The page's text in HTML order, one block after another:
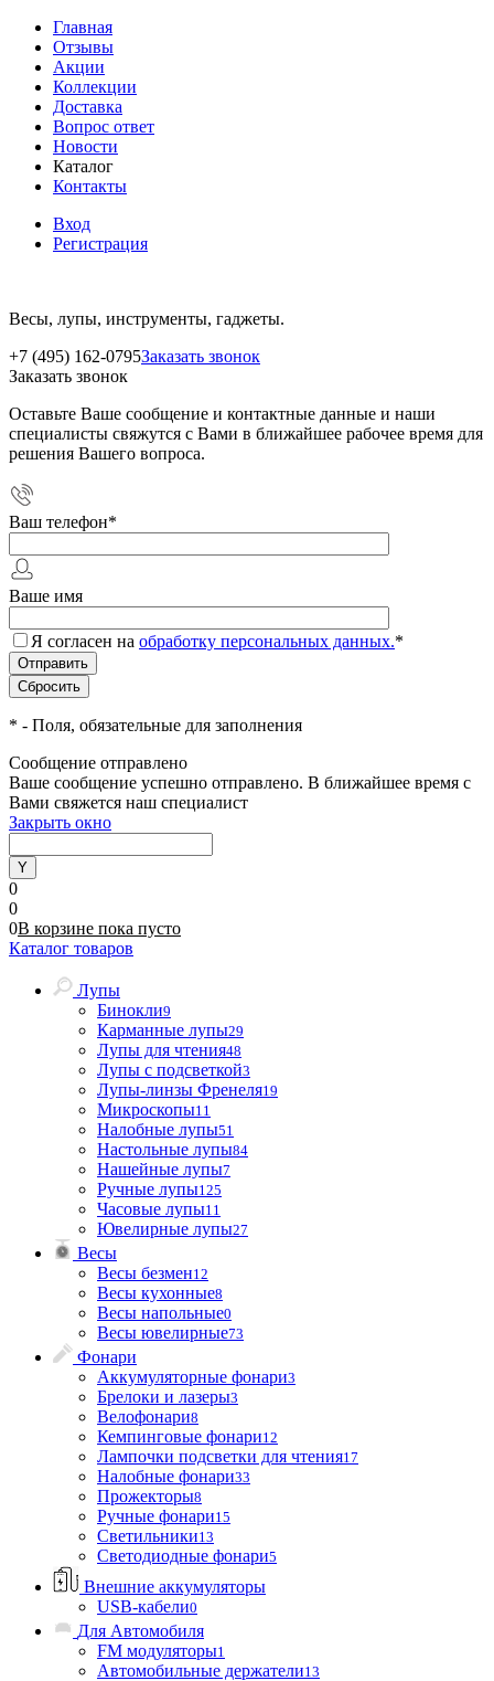
Главная
Отзывы
Акции
Коллекции
Доставка
Вопрос ответ
Новости
Каталог
Контакты
Вход
Регистрация
Весы, лупы, инструменты, гаджеты.
+7 (495) 162-0795Заказать звонок
Заказать звонок
Оставьте Ваше сообщение и контактные данные и наши
специалисты свяжутся с Вами в ближайшее рабочее время для
решения Вашего вопроса.
Ваш телефон*
Ваше имя
Я согласен на обработку персональных данных.*
* - Поля, обязательные для заполнения
Сообщение отправлено
Ваше сообщение успешно отправлено. В ближайшее время с
Вами свяжется наш специалист
Закрыть окно
0
0
0В корзине пока пусто
Каталог товаров
Лупы
Бинокли9
Карманные лупы29
Лупы для чтения48
Лупы с подсветкой3
Лупы-линзы Френеля19
Микроскопы11
Налобные лупы51
Настольные лупы84
Нашейные лупы7
Ручные лупы125
Часовые лупы11
Ювелирные лупы27
Весы
Весы безмен12
Весы кухонные8
Весы напольные0
Весы ювелирные73
Фонари
Аккумуляторные фонари3
Брелоки и лазеры3
Велофонари8
Кемпинговые фонари12
Лампочки подсветки для чтения17
Налобные фонари33
Прожекторы8
Ручные фонари15
Светильники13
Светодиодные фонари5
Внешние аккумуляторы
USB-кабели0
Для Автомобиля
FM модуляторы1
Автомобильные держатели13